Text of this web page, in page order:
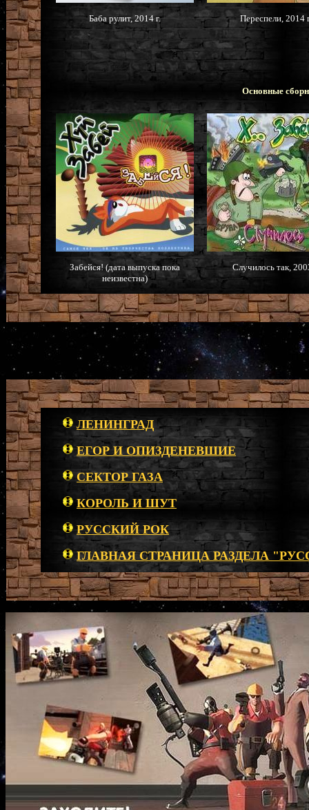
Баба рулит, 2014 г. Переспели, 2014
Основные
Забейся! (дата выпуска пока
неизвестна)
Случилось так,
ЛЕНИНГРАД
ЕГОР И ОПИЗДЕНЕВШИЕ
СЕКТОР ГАЗА
КОРОЛЬ И ШУТ
РУССКИЙ РОК
ГЛАВНАЯ СТРАНИЦА РАЗДЕЛА